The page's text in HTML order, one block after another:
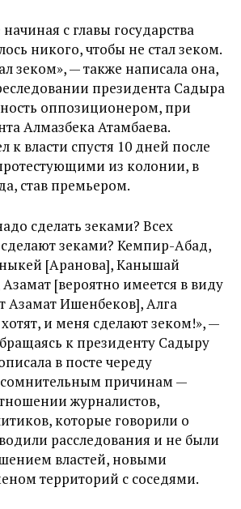
с главы государства
никого, чтобы не стал зеком.
зеком», — также написала она,
президента Садыра
оппозиционером, при
Алмазбека Атамбаева.
власти спустя 10 дней после
из колонии, в
став премьером.
сделать зеками? Всех
зеками? Кемпир-Абад,
[Аранова], Канышай
[вероятно имеется в виду
Азамат Ишенбеков], Алга
и меня сделают зеком!», —
к президенту Садыру
в посте череду
причинам —
журналистов,
которые говорили о
расследования и не были
властей, новыми
территорий с соседями.